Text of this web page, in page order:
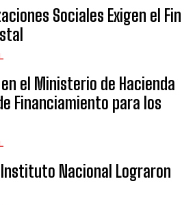
Sociales Exigen el Fin
en el Ministerio de Hacienda
Financiamiento para los
Nacional Lograron